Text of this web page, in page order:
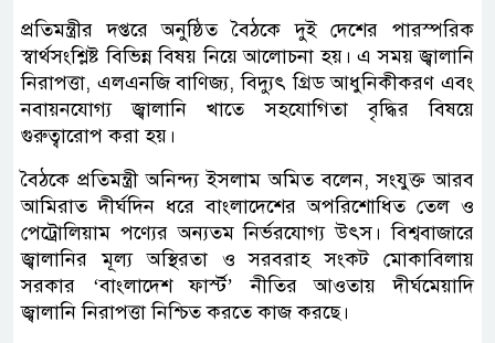
প্রতিমন্ত্রীর দপ্তরে অনুষ্ঠিত বৈঠকে দুই দেশের পারস্পরিক
স্বার্থসংশ্লিষ্ট বিভিন্ন বিষয় নিয়ে আলোচনা হয়। এ সময় জ্বালানি
নিরাপত্তা, এলএনজি বাণিজ্য, বিদ্যুৎ গ্রিড আধুনিকীকরণ এবং
নবায়নযোগ্য জ্বালানি খাতে সহযোগিতা বৃদ্ধির বিষয়ে
গুরুত্বারোপ করা হয়।
বৈঠকে প্রতিমন্ত্রী অনিন্দ্য ইসলাম অমিত বলেন, সংযুক্ত আরব
আমিরাত দীর্ঘদিন ধরে বাংলাদেশের অপরিশোধিত তেল ও
পেট্রোলিয়াম পণ্যের অন্যতম নির্ভরযোগ্য উৎস। বিশ্ববাজারে
জ্বালানির মূল্য অস্থিরতা ও সরবরাহ সংকট মোকাবিলায়
সরকার ‘বাংলাদেশ ফার্স্ট’ নীতির আওতায় দীর্ঘমেয়াদি
জ্বালানি নিরাপত্তা নিশ্চিত করতে কাজ করছে।